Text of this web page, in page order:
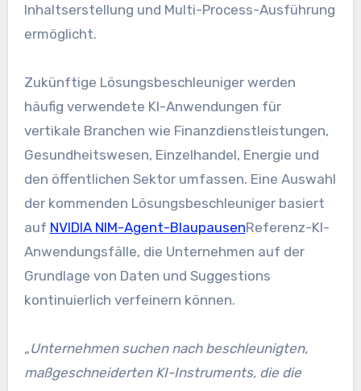
Inhaltserstellung und Multi-Process-Ausführung
ermöglicht.
Zukünftige Lösungsbeschleuniger werden
häufig verwendete KI-Anwendungen für
vertikale Branchen wie Finanzdienstleistungen,
Gesundheitswesen, Einzelhandel, Energie und
den öffentlichen Sektor umfassen. Eine Auswahl
der kommenden Lösungsbeschleuniger basiert
auf NVIDIA NIM-Agent-BlaupausenReferenz-KI-
Anwendungsfälle, die Unternehmen auf der
Grundlage von Daten und Suggestions
kontinuierlich verfeinern können.
„Unternehmen suchen nach beschleunigten,
maßgeschneiderten KI-Instruments, die die